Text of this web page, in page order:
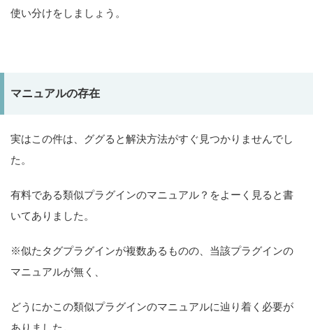
使い分けをしましょう。
マニュアルの存在
実はこの件は、ググると解決方法がすぐ見つかりませんでし
た。
有料である類似プラグインのマニュアル？をよーく見ると書
いてありました。
※似たタグプラグインが複数あるものの、当該プラグインの
マニュアルが無く、
どうにかこの類似プラグインのマニュアルに辿り着く必要が